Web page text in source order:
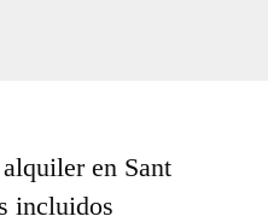
en Sant
incluidos